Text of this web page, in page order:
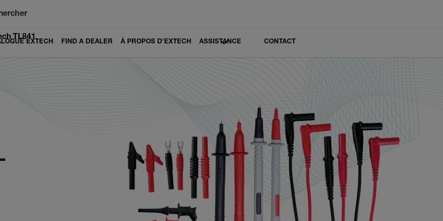
EXTECH FIND A DEALER À PROPOS D’EXTECH ASSISTANCE CONTACT
TL841